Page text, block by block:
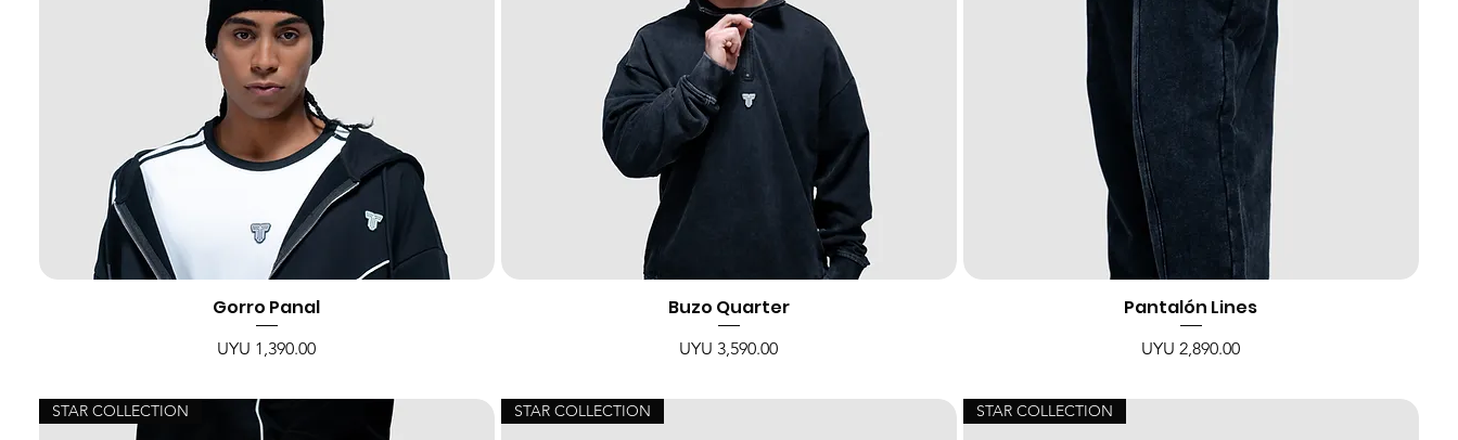
Gorro Panal
Price
UYU 1,390.00
Buzo Quarter
Price
UYU 3,590.00
Pantalón Lines
Price
UYU 2,890.00
STAR COLLECTION STAR COLLECTION STAR COLLECTION